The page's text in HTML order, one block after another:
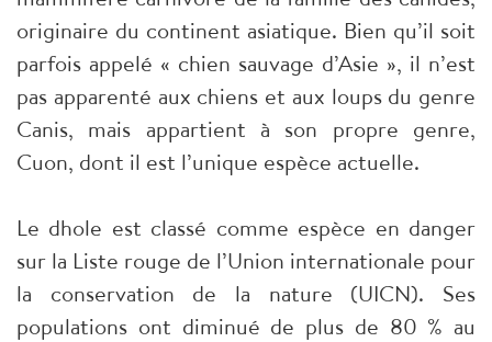
originaire du continent asiatique. Bien qu’il soit
parfois appelé « chien sauvage d’Asie », il n’est
pas apparenté aux chiens et aux loups du genre
Canis, mais appartient à son propre genre,
Cuon, dont il est l’unique espèce actuelle.
Le dhole est classé comme espèce en danger
sur la Liste rouge de l’Union internationale pour
la conservation de la nature (UICN). Ses
populations ont diminué de plus de 80 % au